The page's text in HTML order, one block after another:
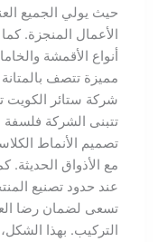
حيث يولي الجميع
الأعمال المنجزة.
أنواع الأقمشة
مميزة تتصف
شركة ستائر الكويت
تتبنى الشركة فلسفة
تصميم الأنماط
مع الأذواق الحديثة.
عند حدود تصنيع
تسعى لضمان رضا
التركيب. بهذا